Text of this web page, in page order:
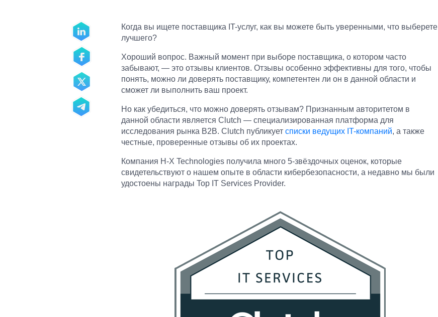
Когда вы ищете поставщика IT-услуг, как вы можете быть уверенными, что выберете
лучшего?
Хороший вопрос. Важный момент при выборе поставщика, о котором часто
забывают, — это отзывы клиентов. Отзывы особенно эффективны для того, чтобы
понять, можно ли доверять поставщику, компетентен ли он в данной области и
сможет ли выполнить ваш проект.
Но как убедиться, что можно доверять отзывам? Признанным авторитетом в
данной области является Clutch — специализированная платформа для
исследования рынка B2B. Clutch публикует списки ведущих IT-компаний, а также
честные, проверенные отзывы об их проектах.
Компания H-X Technologies получила много 5-звёздочных оценок, которые
свидетельствуют о нашем опыте в области кибербезопасности, а недавно мы были
удостоены награды Top IT Services Provider.